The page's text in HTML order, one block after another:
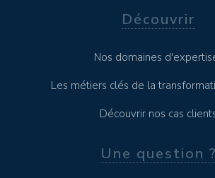
Découvrir
Nos domaines
Les métiers clés de la
Découvrir nos cas
Une question ?